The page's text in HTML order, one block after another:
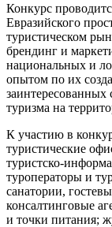
Конкурс
Евразийского
туристическом
брендинг и
национальных и
опытом по их
заинтересованных
туризма на
К участию в
туристические
туристско-
туроператоры и
санатории,
консалтинговые
и точки питания;